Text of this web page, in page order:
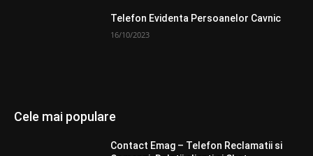
Telefon Evidenta Persoanelor Cavnic
16/10/2023
Cele mai populare
Contact Emag – Telefon Reclamatii si